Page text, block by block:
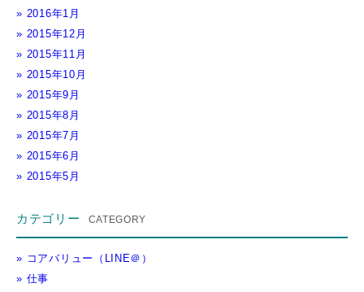
2016年1月
2015年12月
2015年11月
2015年10月
2015年9月
2015年8月
2015年7月
2015年6月
2015年5月
カテゴリー
コアバリュー（LINE＠）
仕事